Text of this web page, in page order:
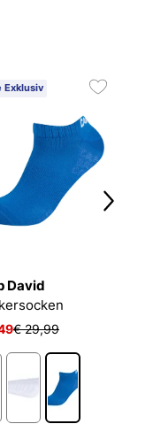
Exklusiv
David
€ 29,99